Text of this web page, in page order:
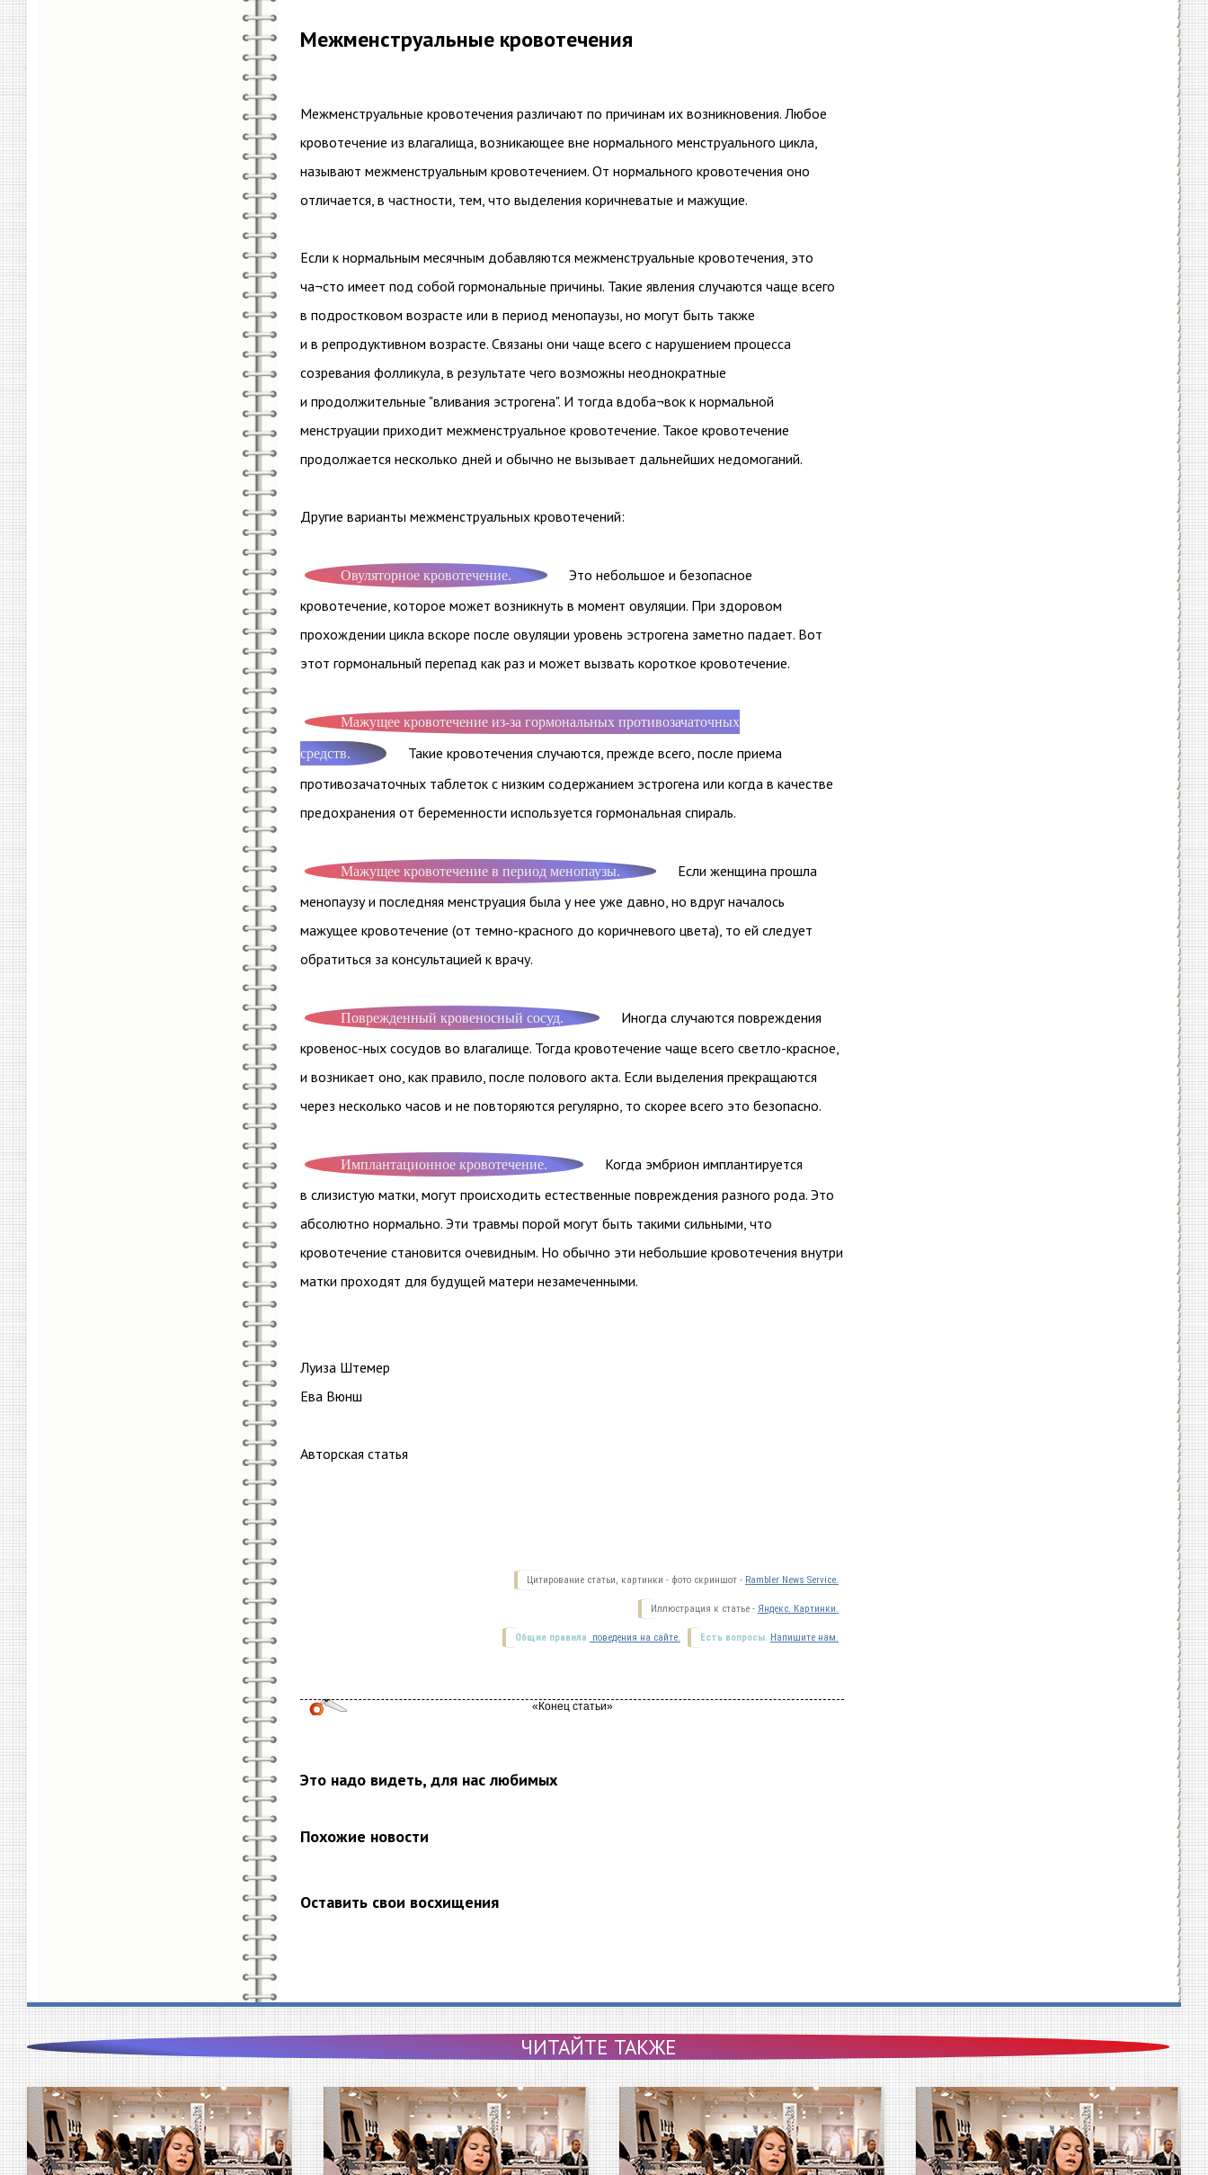
Межменструальные кровотечения
Межменструальные кровотечения различают по причинам их возникновения. Любое
кровотечение из влагалища, возникающее вне нормального менструального цикла,
называют межменструальным кровотечением. От нормального кровотечения оно
отличается, в частности, тем, что выделения коричневатые и мажущие.
Если к нормальным месячным добавляются межменструальные кровотечения, это
ча¬сто имеет под собой гормональные причины. Такие явления случаются чаще всего
в подростковом возрасте или в период менопаузы, но могут быть также
и в репродуктивном возрасте. Связаны они чаще всего с нарушением процесса
созревания фолликула, в результате чего возможны неоднократные
и продолжительные "вливания эстрогена". И тогда вдоба¬вок к нормальной
менструации приходит межменструальное кровотечение. Такое кровотечение
продолжается несколько дней и обычно не вызывает дальнейших недомоганий.
Другие варианты межменструальных кровотечений:
Овуляторное кровотечение.
Это небольшое и безопасное
кровотечение, которое может возникнуть в момент овуляции. При здоровом
прохождении цикла вскоре после овуляции уровень эстрогена заметно падает. Вот
этот гормональный перепад как раз и может вызвать короткое кровотечение.
Мажущее кровотечение из-за гормональных противозачаточных
средств.
Такие кровотечения случаются, прежде всего, после приема
противозачаточных таблеток с низким содержанием эстрогена или когда в качестве
предохранения от беременности используется гормональная спираль.
Мажущее кровотечение в период менопаузы.
Если женщина прошла
менопаузу и последняя менструация была у нее уже давно, но вдруг началось
мажущее кровотечение (от темно-красного до коричневого цвета), то ей следует
обратиться за консультацией к врачу.
Поврежденный кровеносный сосуд.
Иногда случаются повреждения
кровенос-ных сосудов во влагалище. Тогда кровотечение чаще всего светло-красное,
и возникает оно, как правило, после полового акта. Если выделения прекращаются
через несколько часов и не повторяются регулярно, то скорее всего это безопасно.
Имплантационное кровотечение.
Когда эмбрион имплантируется
в слизистую матки, могут происходить естественные повреждения разного рода. Это
абсолютно нормально. Эти травмы порой могут быть такими сильными, что
кровотечение становится очевидным. Но обычно эти небольшие кровотечения внутри
матки проходят для будущей матери незамеченными.
Луиза Штемер
Ева Вюнш
Авторская статья
Цитирование статьи, картинки - фото скриншот - Rambler News Service.
Иллюстрация к статье - Яндекс. Картинки.
Есть вопросы. Напишите нам.
Общие правила поведения на сайте.
Это надо видеть, для нас любимых
Похожие новости
Оставить свои восхищения
ЧИТАЙТЕ ТАКЖЕ